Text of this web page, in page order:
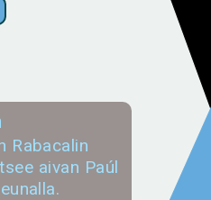
Rabacalin
aivan Paúl